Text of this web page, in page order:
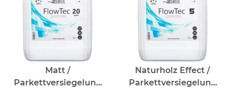
Matt /
Parkettversiegelung
Naturholz Effect /
Parkettversiegelung